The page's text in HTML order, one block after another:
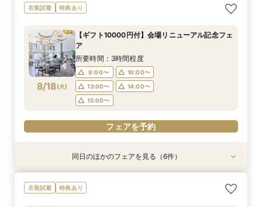
8/17(月)
【無料相談】結婚式の悩みや不安を解決・ブライ
ダル相談会
13:00〜
14:00〜
フェアを予約
8/17(月)
【Webオンライン相談】ご遠方の方も在宅のまま
で安心！日程の空き状況＆お見積り相談まで♪か
付きフェアへご招待！
所要時間：2時間程度
フェアを予約
8/17(月)
最短90分！見積×日程×クイック相談会
15:00〜 15:30〜
フェアを予約
8/17(月)
【8～30名様◇貸切り】水上ヴィラ見学×家族婚
プラン相談会！結婚式は大好きなご家族と♪そん
名/50万の安心価格で叶える！アットホームＷ♪
所要時間：3時間程度
14:00〜
15:00〜
フェアを予約
8/17(月)
【平日限定】最旬ドレス試着&見学もOK◎先取り
花嫁体験付相談会
13:00〜
14:00〜
フェアを予約
8/17(月)
【平日限定】フォト婚×会食×挙式のみも◎結婚
準備なんでも相談会
13:00〜
15:00〜
16:00〜
フェアを予約
衣装試着 特典あり
8/18(火)
【ギフト10000円付】会場リニューアル記念フェ
ア
所要時間：3時間程度
9:00〜
10:00〜
13:00〜
14:00〜
15:00〜
フェアを予約
特典あり
【無料相談】結婚式の悩みや不安を解決・ブライ
ダル相談会
【Webオンライン相談】ご遠方の方も在宅のまま
で安心！日程の空き状況＆お見積り相談まで♪か
最短90分！見積×日程×クイック相談会
特典あり
【8～30名様◇貸切り】水上ヴィラ見学×家族婚
プラン相談会！結婚式は大好きなご家族と♪そん
特典あり
【平日限定】最旬ドレス試着&見学もOK◎先取り
花嫁体験付相談会
【平日限定】フォト婚×会食×挙式のみも◎結婚
準備なんでも相談会
同日のほかのフェアを見る（6件）
衣装試着 特典あり